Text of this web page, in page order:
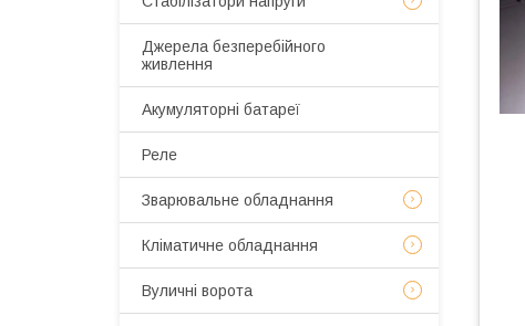
Джерела безперебійного
живлення
Акумуляторні батареї
Реле
Зварювальне обладнання
Кліматичне обладнання
Вуличні ворота